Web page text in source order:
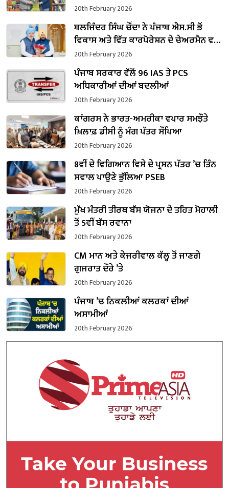
20th February 2026
ਬਲਜਿੰਦਰ ਸਿੰਘ ਚੌਂਦਾ ਨੇ ਪੰਜਾਬ ਐਸ.ਸੀ ਭੋਂ
ਵਿਕਾਸ ਅਤੇ ਵਿੱਤ ਕਾਰਪੋਰੇਸ਼ਨ ਦੇ ਚੇਅਰਮੈਨ ਵਜੋਂ
ਸੰਭਾਲਿਆ ਕਾਰਜਭਾਰ
20th February 2026
ਪੰਜਾਬ ਸਰਕਾਰ ਵੱਲੋਂ 96 IAS ਤੇ PCS
ਅਧਿਕਾਰੀਆਂ ਦੀਆਂ ਬਦਲੀਆਂ
20th February 2026
ਕਾਂਗਰਸ ਨੇ ਭਾਰਤ-ਅਮਰੀਕਾ ਵਪਾਰ ਸਮਝੌਤੇ
ਖ਼ਿਲਾਫ਼ ਡੀਸੀ ਨੂੰ ਮੰਗ ਪੱਤਰ ਸੌਂਪਿਆ
20th February 2026
8ਵੀਂ ਦੇ ਵਿਗਿਆਨ ਵਿਸ਼ੇ ਦੇ ਪ੍ਰਸ਼ਨ ਪੱਤਰ ’ਚ ਤਿੰਨ
ਸਵਾਲ ਪਾਉਣੇ ਭੁੱਲਿਆ PSEB
20th February 2026
ਮੁੱਖ ਮੰਤਰੀ ਤੀਰਥ ਬੱਸ ਯੋਜਨਾ ਦੇ ਤਹਿਤ ਮੋਹਾਲੀ
ਤੋਂ 5ਵੀਂ ਬੱਸ ਰਵਾਨਾ
20th February 2026
CM ਮਾਨ ਅਤੇ ਕੇਜਰੀਵਾਲ ਕੱਲ੍ਹ ਤੋਂ ਜਾਣਗੇ
ਗੁਜਰਾਤ ਦੌਰੇ ’ਤੇ
20th February 2026
ਪੰਜਾਬ ’ਚ ਨਿਕਲੀਆਂ ਕਲਰਕਾਂ ਦੀਆਂ
ਅਸਾਮੀਆਂ
20th February 2026